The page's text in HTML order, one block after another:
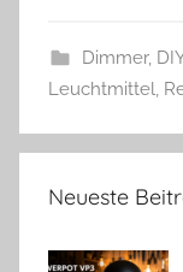
Dimmer,
Leuchtmittel,
Neueste